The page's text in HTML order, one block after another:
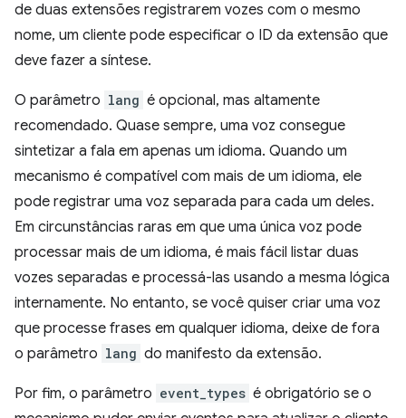
de duas extensões registrarem vozes com o mesmo
nome, um cliente pode especificar o ID da extensão que
deve fazer a síntese.
O parâmetro lang é opcional, mas altamente
recomendado. Quase sempre, uma voz consegue
sintetizar a fala em apenas um idioma. Quando um
mecanismo é compatível com mais de um idioma, ele
pode registrar uma voz separada para cada um deles.
Em circunstâncias raras em que uma única voz pode
processar mais de um idioma, é mais fácil listar duas
vozes separadas e processá-las usando a mesma lógica
internamente. No entanto, se você quiser criar uma voz
que processe frases em qualquer idioma, deixe de fora
o parâmetro lang do manifesto da extensão.
Por fim, o parâmetro event_types é obrigatório se o